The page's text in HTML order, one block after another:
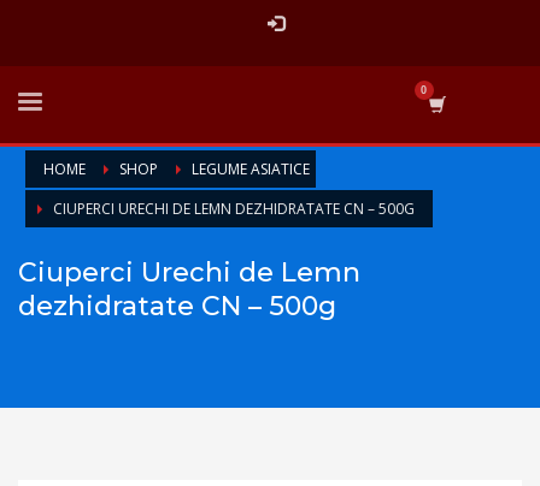
HOME SHOP
LEGUME ASIATICE
CIUPERCI URECHI DE LEMN DEZHIDRATATE CN – 500G
Ciuperci Urechi de Lemn
dezhidratate CN – 500g